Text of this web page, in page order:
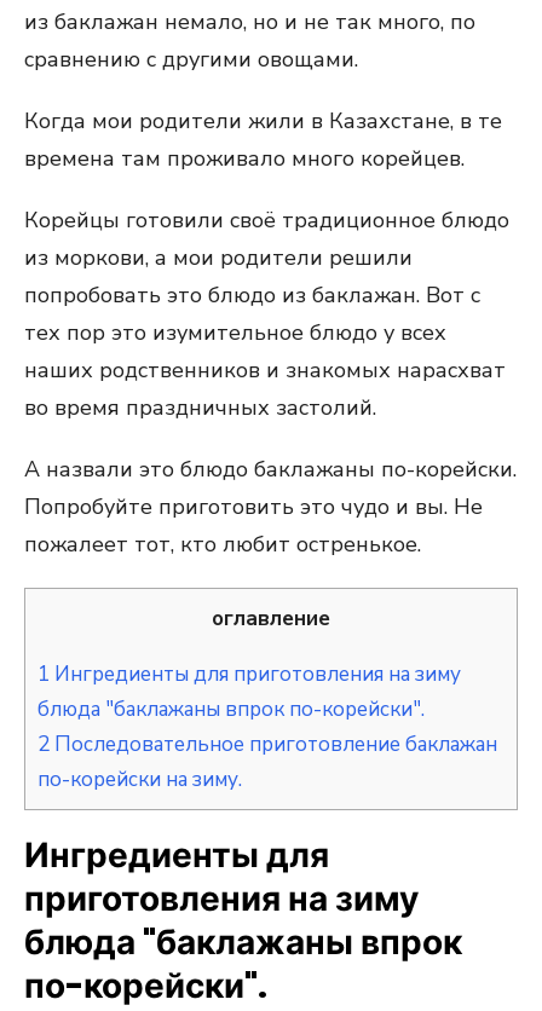
из баклажан немало, но и не так много, по
сравнению с другими овощами.
Когда мои родители жили в Казахстане, в те
времена там проживало много корейцев.
Корейцы готовили своё традиционное блюдо
из моркови, а мои родители решили
попробовать это блюдо из баклажан. Вот с
тех пор это изумительное блюдо у всех
наших родственников и знакомых нарасхват
во время праздничных застолий.
А назвали это блюдо баклажаны по-корейски.
Попробуйте приготовить это чудо и вы. Не
пожалеет тот, кто любит остренькое.
оглавление
1 Ингредиенты для приготовления на зиму
блюда "баклажаны впрок по-корейски".
2 Последовательное приготовление баклажан
по-корейски на зиму.
Ингредиенты для
приготовления на зиму
блюда "баклажаны впрок
по-корейски".